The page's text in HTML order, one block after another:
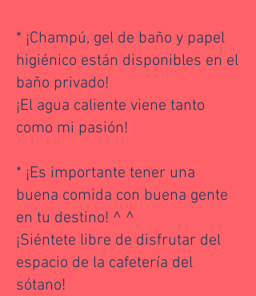
* ¡Champú, gel de baño y papel
higiénico están disponibles en el
baño privado!
¡El agua caliente viene tanto
como mi pasión!
* ¡Es importante tener una
buena comida con buena gente
en tu destino! ^ ^
¡Siéntete libre de disfrutar del
espacio de la cafetería del
sótano!